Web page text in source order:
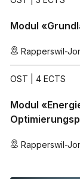
Modul
Rapperswil-
OST | 4 ECTS
Modul
Rapperswil-